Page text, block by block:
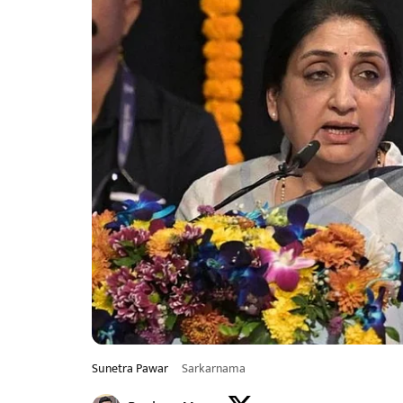
Sunetra Pawar Sarkarnama